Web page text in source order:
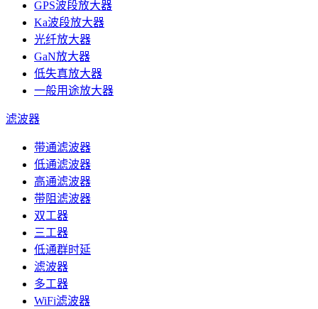
GPS波段放大器
Ka波段放大器
光纤放大器
GaN放大器
低失真放大器
一般用途放大器
滤波器
带通滤波器
低通滤波器
高通滤波器
带阻滤波器
双工器
三工器
低通群时延
滤波器
多工器
WiFi滤波器